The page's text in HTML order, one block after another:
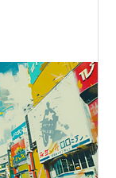
さくないん
飯を食い始め